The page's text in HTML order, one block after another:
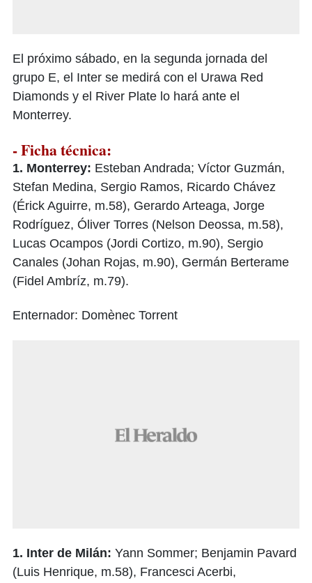
El próximo sábado, en la segunda jornada del
grupo E, el Inter se medirá con el Urawa Red
Diamonds y el River Plate lo hará ante el
Monterrey.
- Ficha técnica:
1. Monterrey: Esteban Andrada; Víctor Guzmán,
Stefan Medina, Sergio Ramos, Ricardo Chávez
(Érick Aguirre, m.58), Gerardo Arteaga, Jorge
Rodríguez, Óliver Torres (Nelson Deossa, m.58),
Lucas Ocampos (Jordi Cortizo, m.90), Sergio
Canales (Johan Rojas, m.90), Germán Berterame
(Fidel Ambríz, m.79).
Enternador: Domènec Torrent
1. Inter de Milán: Yann Sommer; Benjamin Pavard
(Luis Henrique, m.58), Francesci Acerbi,